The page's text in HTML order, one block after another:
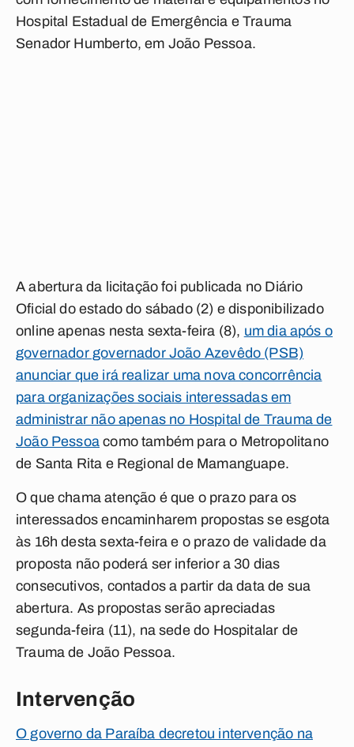
Hospital Estadual de Emergência e Trauma
Senador Humberto, em João Pessoa.
A abertura da licitação foi publicada no Diário
Oficial do estado do sábado (2) e disponibilizado
online apenas nesta sexta-feira (8), um dia após o
governador governador João Azevêdo (PSB)
anunciar que irá realizar uma nova concorrência
para organizações sociais interessadas em
administrar não apenas no Hospital de Trauma de
João Pessoacomo também para o Metropolitano
de Santa Rita e Regional de Mamanguape.
O que chama atenção é que o prazo para os
interessados encaminharem propostas se esgota
às 16h desta sexta-feira e o prazo de validade da
proposta não poderá ser inferior a 30 dias
consecutivos, contados a partir da data de sua
abertura. As propostas serão apreciadas
segunda-feira (11), na sede do Hospitalar de
Trauma de João Pessoa.
Intervenção
O governo da Paraíba decretou intervenção na